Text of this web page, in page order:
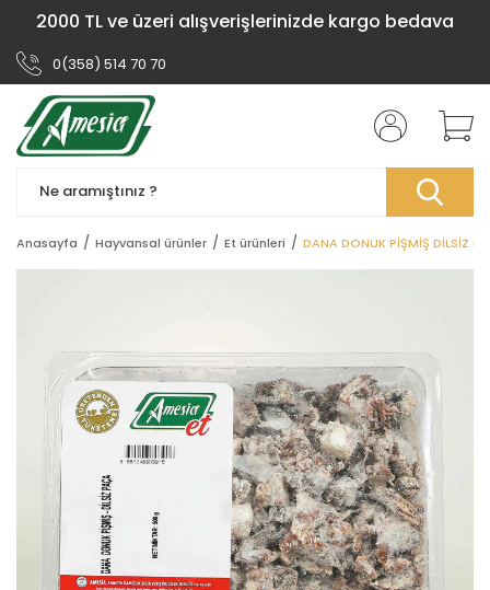
2000 TL ve üzeri alışverişlerinizde kargo bedava
0(358) 514 70 70
Anasayfa Hayvansal ürünler Et ürünleri DANA DONUK PİŞMİŞ DİLSİZ